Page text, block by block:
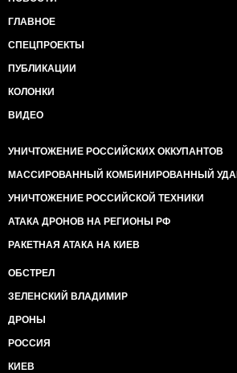
ГЛАВНОЕ
СПЕЦПРОЕКТЫ
ПУБЛИКАЦИИ
КОЛОНКИ
ВИДЕО
УНИЧТОЖЕНИЕ РОССИЙСКИХ ОККУПАНТОВ
МАССИРОВАННЫЙ КОМБИНИРОВАННЫЙ
УНИЧТОЖЕНИЕ РОССИЙСКОЙ ТЕХНИКИ
АТАКА ДРОНОВ НА РЕГИОНЫ РФ
РАКЕТНАЯ АТАКА НА КИЕВ
ОБСТРЕЛ
ЗЕЛЕНСКИЙ ВЛАДИМИР
ДРОНЫ
РОССИЯ
КИЕВ